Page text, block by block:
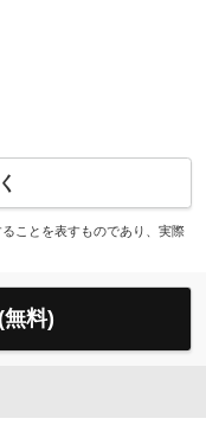
ことを表すものであり、実際
料)